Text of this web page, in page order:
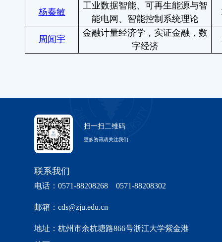
杨秦敏
工业数据智能、可再生能源与智
能电网、智能控制系统理论
周闻宇
金融计量经济学，实证金融，数
字经济
扫一扫二维码
更多资讯请关注我们
联系我们
电话：0571-88208268 0571-88208302
邮箱：cds@zju.edu.cn
地址：杭州市余杭塘路866号浙江大学紫金港